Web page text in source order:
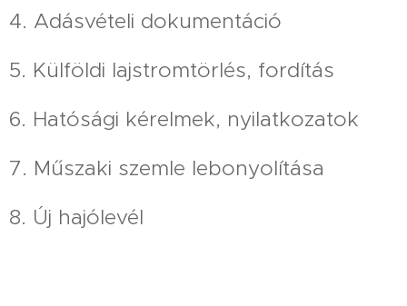
4. Adásvételi dokumentáció
5. Külföldi lajstromtörlés, fordítás
6. Hatósági kérelmek, nyilatkozatok
7. Műszaki szemle lebonyolítása
8. Új hajólevél